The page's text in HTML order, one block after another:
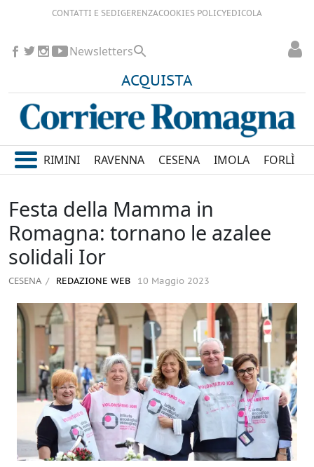
CONTATTI E SEDIGERENZACOOKIES POLICYEDICOLA
ACQUISTA
Newsletters
RIMINI RAVENNA CESENA IMOLA FORLÌ
Festa della Mamma in
Romagna: tornano le azalee
solidali Ior
CESENA REDAZIONE WEB 10 Maggio 2023